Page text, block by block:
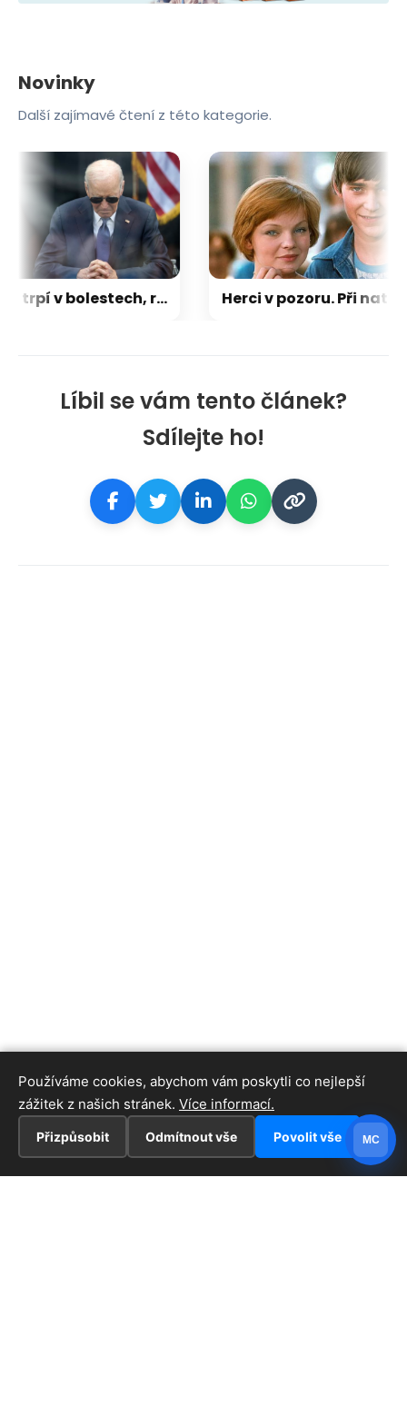
Líbil se vám tento článek?
Sdílejte ho!
Novinky
Další zajímavé čtení z této kategorie.
Biden trpí v bolestech, rakovina se rychle šíří. Je smutné to vidět, popsal exprezidentův syn Herci v pozoru. Při natáčení komedie Hop – a je tu lidoop hrozila hvězdám zrádná zvířata
Používáme cookies, abychom vám poskytli co nejlepší
zážitek z našich stránek. Více informací.
Přizpůsobit Odmítnout vše Povolit vše MC